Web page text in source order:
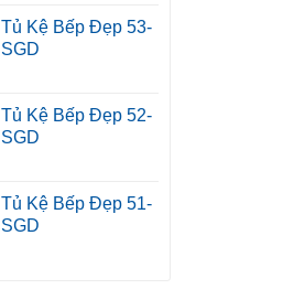
Tủ Kệ Bếp Đẹp 53-
SGD
Tủ Kệ Bếp Đẹp 52-
SGD
Tủ Kệ Bếp Đẹp 51-
SGD